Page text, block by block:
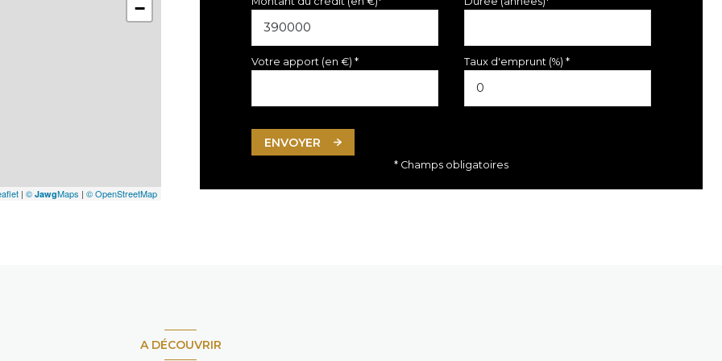
−
| © JawgMaps | © OpenStreetMap
Votre apport (en €) * Taux d'emprunt (%) *
ENVOYER
* Champs obligatoires
A DÉCOUVRIR